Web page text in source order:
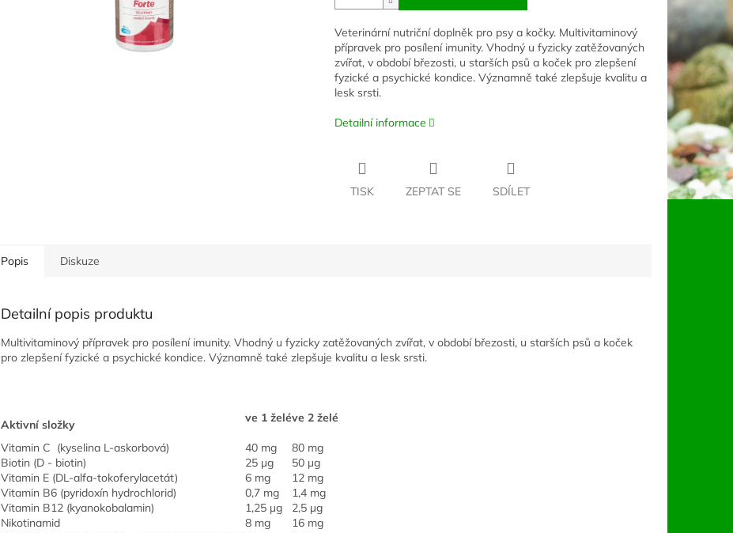
Veterinární nutriční doplněk pro psy a kočky. Multivitaminový
přípravek pro posílení imunity. Vhodný u fyzicky zatěžovaných
zvířat, v období březosti, u starších psů a koček pro zlepšení
fyzické a psychické kondice. Významně také zlepšuje kvalitu a
lesk srsti.
Detailní informace
TISK ZEPTAT SE SDÍLET
Popis Diskuze
Detailní popis produktu
Multivitaminový přípravek pro posílení imunity. Vhodný u fyzicky zatěžovaných zvířat, v období březosti, u starších psů a koček
pro zlepšení fyzické a psychické kondice. Významně také zlepšuje kvalitu a lesk srsti.
Aktivní složky ve 1 želéve 2 želé
Vitamin C (kyselina L-askorbová) 40 mg
80 mg
Biotin (D - biotin)
25 µg
50 µg
Vitamin E (DL-alfa-tokoferylacetát)
6 mg
12 mg
Vitamin B6 (pyridoxín hydrochlorid)
0,7 mg
1,4 mg
Vitamin B12 (kyanokobalamin)
1,25 µg
2,5 µg
Nikotinamid
8 mg
16 mg